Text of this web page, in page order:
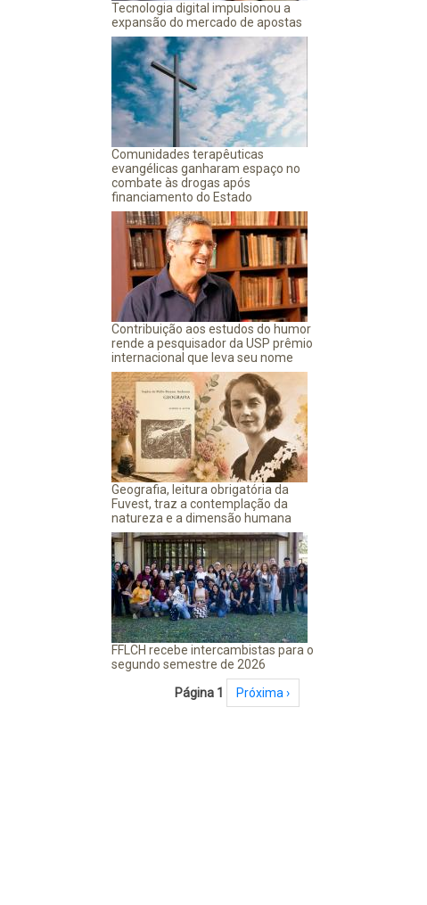
Tecnologia digital impulsionou a
expansão do mercado de apostas
Comunidades terapêuticas
evangélicas ganharam espaço no
combate às drogas após
financiamento do Estado
Contribuição aos estudos do humor
rende a pesquisador da USP prêmio
internacional que leva seu nome
Geografia, leitura obrigatória da
Fuvest, traz a contemplação da
natureza e a dimensão humana
FFLCH recebe intercambistas para o
segundo semestre de 2026
PaginaçãoPágina 1 Próxima página
Próxima ›